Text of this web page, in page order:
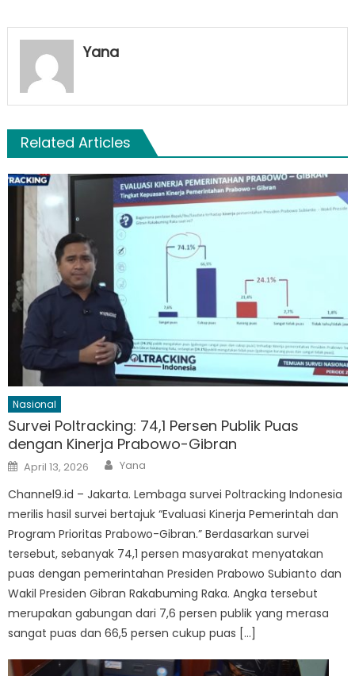
Yana
Related Articles
Nasional
Survei Poltracking: 74,1 Persen Publik Puas
dengan Kinerja Prabowo-Gibran
Posted
on
April 13, 2026 Author
Yana
Channel9.id – Jakarta. Lembaga survei Poltracking Indonesia
merilis hasil survei bertajuk “Evaluasi Kinerja Pemerintah dan
Program Prioritas Prabowo-Gibran.” Berdasarkan survei
tersebut, sebanyak 74,1 persen masyarakat menyatakan
puas dengan pemerintahan Presiden Prabowo Subianto dan
Wakil Presiden Gibran Rakabuming Raka. Angka tersebut
merupakan gabungan dari 7,6 persen publik yang merasa
sangat puas dan 66,5 persen cukup puas […]